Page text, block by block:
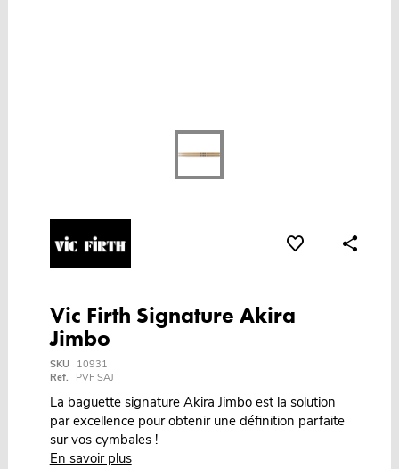
Vic Firth Signature Akira
Jimbo
SKU
10931
Ref.
PVF SAJ
La baguette signature Akira Jimbo est la solution
par excellence pour obtenir une définition parfaite
sur vos cymbales !
En savoir plus